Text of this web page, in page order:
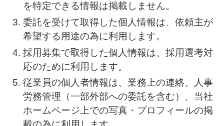
を特定できる情報は掲載しません。
委託を受けて取得した個人情報は、依頼主が
希望する用途の為に利用します。
採用募集で取得した個人情報は、採用選考対
応のために利用します。
従業員の個人者情報は、業務上の連絡、人事
労務管理（一部外部への委託を含む）、当社
ホームページ上での写真・プロフィールの掲